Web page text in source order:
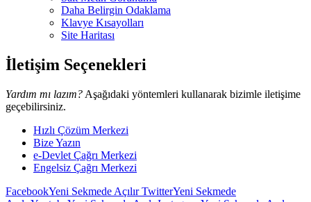
Daha Belirgin Odaklama
Klavye Kısayolları
Site Haritası
İletişim Seçenekleri
Yardım mı lazım? Aşağıdaki yöntemleri kullanarak bizimle iletişime
geçebilirsiniz.
Hızlı Çözüm Merkezi
Bize Yazın
e-Devlet Çağrı Merkezi
Engelsiz Çağrı Merkezi
FacebookYeni Sekmede AçılırTwitterYeni Sekmede